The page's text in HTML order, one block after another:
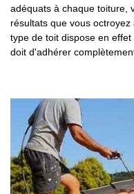
adéquats à chaque toiture,
résultats que vous
type de toit dispose en
doit d'adhérer